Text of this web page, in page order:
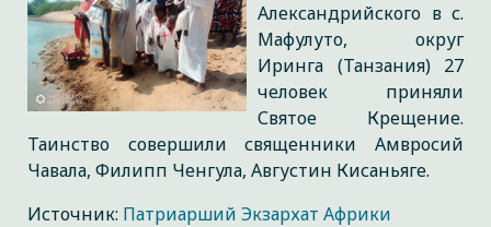
Александрийского в с.
Мафулуто, округ
Иринга (Танзания) 27
человек приняли
Святое Крещение.
Таинство совершили священники Амвросий
Чавала, Филипп Ченгула, Августин Кисаньяге.
Источник: Патриарший Экзархат Африки